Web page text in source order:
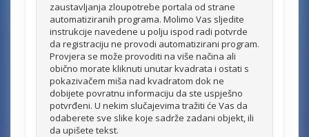
zaustavljanja zloupotrebe portala od strane
automatiziranih programa. Molimo Vas sljedite
instrukcije navedene u polju ispod radi potvrde
da registraciju ne provodi automatizirani program.
Provjera se može provoditi na više načina ali
obično morate kliknuti unutar kvadrata i ostati s
pokazivačem miša nad kvadratom dok ne
dobijete povratnu informaciju da ste uspješno
potvrđeni. U nekim slučajevima tražiti će Vas da
odaberete sve slike koje sadrže zadani objekt, ili
da upišete tekst.